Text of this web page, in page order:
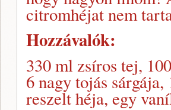
citromhéjat nem
Hozzávalók:
330 ml zsíros tej,
6 nagy tojás
reszelt héja, egy